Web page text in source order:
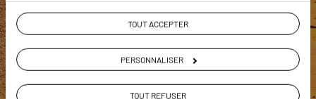
TOUT ACCEPTER
PERSONNALISER
TOUT REFUSER